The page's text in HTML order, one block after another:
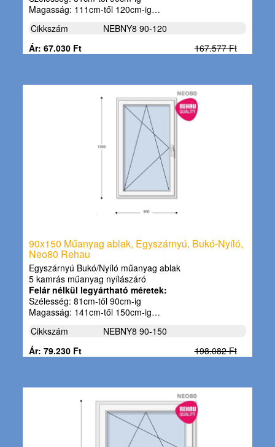
Magasság: 111cm-től 120cm-ig…
Cikkszám
NEBNY8 90-120
Ár: 67.030 Ft
167.577 Ft
90x150 Műanyag ablak, Egyszárnyú, Bukó-Nyíló,
Neo80 Rehau
Egyszárnyú Bukó/Nyíló műanyag ablak
5 kamrás műanyag nyílászáró
Felár nélkül legyártható méretek:
Szélesség: 81cm-től 90cm-ig
Magasság: 141cm-től 150cm-ig…
Cikkszám
NEBNY8 90-150
Ár: 79.230 Ft
198.082 Ft